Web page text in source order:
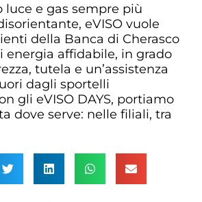
luce e gas sempre più
eVISO vuole
della Banca di Cherasco
energia affidabile, in grado
tutela e un’assistenza
dagli sportelli
gli eVISO DAYS, portiamo
dove serve: nelle filiali, tra